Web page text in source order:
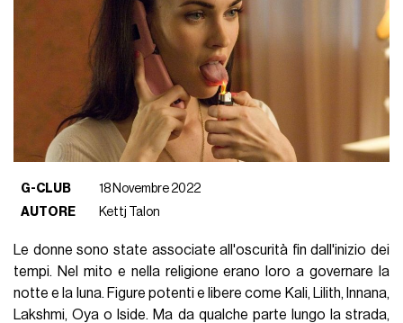
G-CLUB
18 Novembre 2022
AUTORE
Kettj Talon
Le donne sono state associate all'oscurità fin dall'inizio dei
tempi. Nel mito e nella religione erano loro a governare la
notte e la luna. Figure potenti e libere come Kali, Lilith, Innana,
Lakshmi, Oya o Iside. Ma da qualche parte lungo la strada,